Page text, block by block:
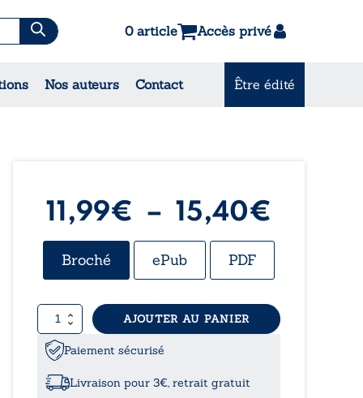
0 article Accès privé
Nos auteurs Contact Être édité
& Contes
11,99€ – 15,40€
de
11,99€
Broché ePub PDF
quantité
de
Le
mérou
AJOUTER AU PANIER
Paiement sécurisé
Livraison pour 3€, retrait gratuit